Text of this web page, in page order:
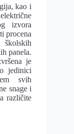
kao i
izvora
procena
školskih
panela.
je
jedinici
svih
snage i
različite